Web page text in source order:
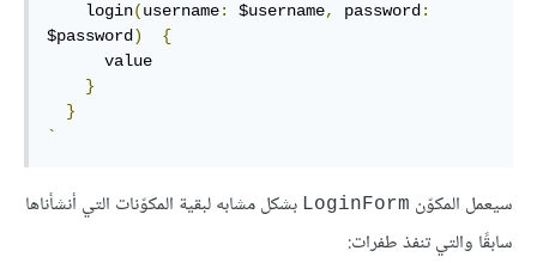
    login
(username: $username, password :
$password )
{
}
}
`
سيعمل المكوّن LoginForm بشكل مشابه لبقية المكوّنات التي أنشأناها
سابقًا والتي تنفذ طفرات: